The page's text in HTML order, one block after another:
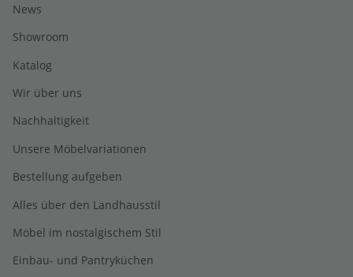
News
Showroom
Katalog
Wir über uns
Nachhaltigkeit
Unsere Möbelvariationen
Bestellung aufgeben
Alles über den Landhausstil
Möbel im nostalgischem Stil
Einbau- und Pantryküchen